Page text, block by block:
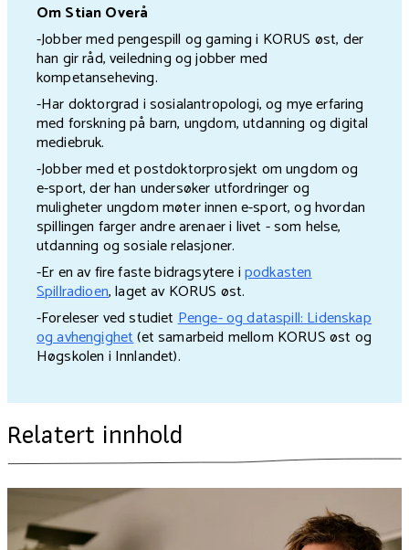
Om Stian Overå
-Jobber med pengespill og gaming i KORUS øst, der
han gir råd, veiledning og jobber med
kompetanseheving.
-Har doktorgrad i sosialantropologi, og mye erfaring
med forskning på barn, ungdom, utdanning og digital
mediebruk.
-Jobber med et postdoktorprosjekt om ungdom og
e-sport, der han undersøker utfordringer og
muligheter ungdom møter innen e-sport, og hvordan
spillingen farger andre arenaer i livet - som helse,
utdanning og sosiale relasjoner.
-Er en av fire faste bidragsytere ipodkasten
Spillradioen, laget av KORUS øst.
-Foreleser ved studietPenge- og dataspill: Lidenskap
og avhengighet(et samarbeid mellom KORUS øst og
Høgskolen i Innlandet).
Relatert innhold